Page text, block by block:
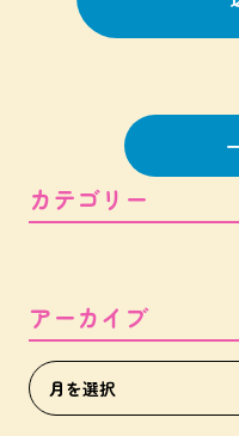
カテゴリー
アーカイブ